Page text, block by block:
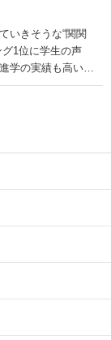
いきそうな“関関
1位に学生の声
学の実績も高い」